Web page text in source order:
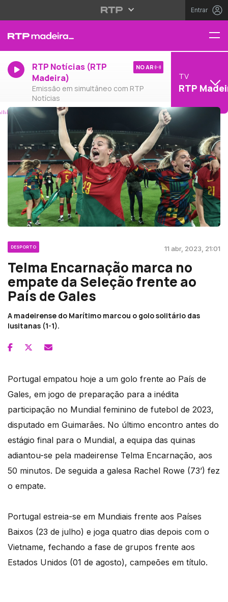
Entrar
RTP Notícias (RTP
Madeira)
Emissão em simultâneo com RTP
Notícias
NO AR
TV
RTP
DESPORTO 11 abr, 2023, 21:01
Telma Encarnação marca no
empate da Seleção frente ao
País de Gales
A madeirense do Marítimo marcou o golo solitário das
lusitanas (1-1).
Portugal empatou hoje a um golo frente ao País de
Gales, em jogo de preparação para a inédita
participação no Mundial feminino de futebol de 2023,
disputado em Guimarães. No último encontro antes do
estágio final para o Mundial, a equipa das quinas
adiantou-se pela madeirense Telma Encarnação, aos
50 minutos. De seguida a galesa Rachel Rowe (73’) fez
o empate.
Portugal estreia-se em Mundiais frente aos Países
Baixos (23 de julho) e joga quatro dias depois com o
Vietname, fechando a fase de grupos frente aos
Estados Unidos (01 de agosto), campeões em título.